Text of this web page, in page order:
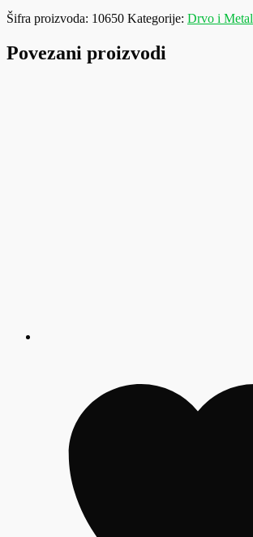
Šifra proizvoda: 10650 Kategorije: Drvo i Metal
Povezani proizvodi